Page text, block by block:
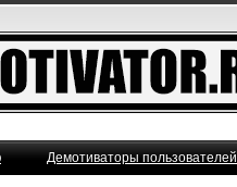
Демотиваторы